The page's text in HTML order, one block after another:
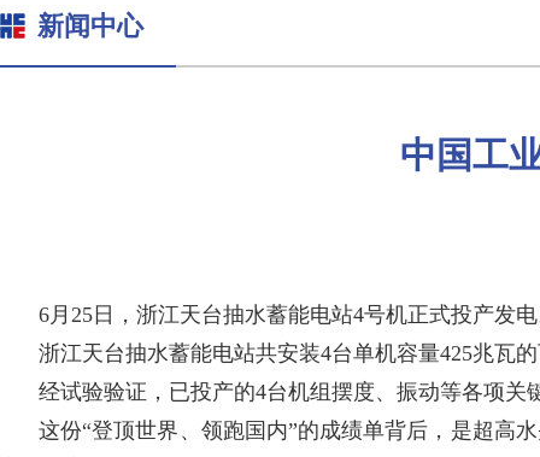
新闻中心
中国工
6月25日，浙江天台抽水蓄能电站4号机正式投产发
浙江天台抽水蓄能电站共安装4台单机容量425兆瓦
经试验验证，已投产的4台机组摆度、振动等各项
这份“登顶世界、领跑国内”的成绩单背后，是超高